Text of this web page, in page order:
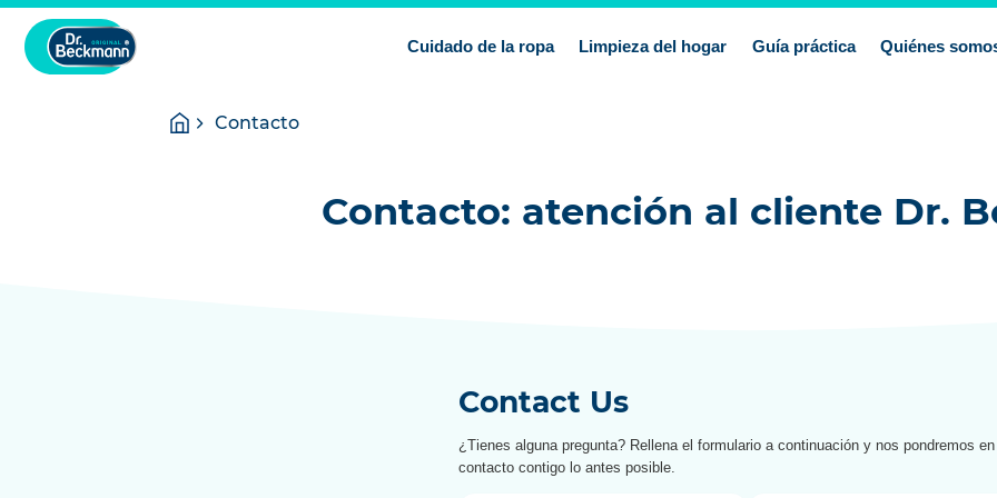
Cuidado de la ropa Limpieza del hogar Guía práctica Quiénes
You
are
Homepage
Contacto
Contacto: atención al cliente Dr.
Contact Us
¿Tienes alguna pregunta? Rellena el formulario a continuación y nos pondremos en
contacto contigo lo antes posible.